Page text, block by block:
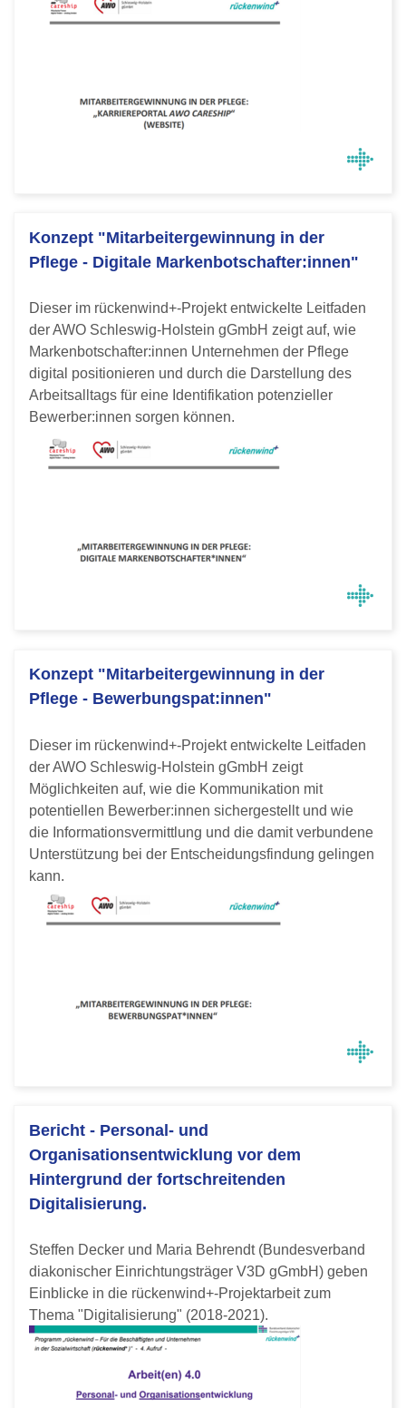
Konzept "Mitarbeitergewinnung in der
Pflege - Digitale Markenbotschafter:innen"
Dieser im rückenwind+-Projekt entwickelte Leitfaden
der AWO Schleswig-Holstein gGmbH zeigt auf, wie
Markenbotschafter:innen Unternehmen der Pflege
digital positionieren und durch die Darstellung des
Arbeitsalltags für eine Identifikation potenzieller
Bewerber:innen sorgen können.
Konzept "Mitarbeitergewinnung in der
Pflege - Bewerbungspat:innen"
Dieser im rückenwind+-Projekt entwickelte Leitfaden
der AWO Schleswig-Holstein gGmbH zeigt
Möglichkeiten auf, wie die Kommunikation mit
potentiellen Bewerber:innen sichergestellt und wie
die Informationsvermittlung und die damit verbundene
Unterstützung bei der Entscheidungsfindung gelingen
kann.
Bericht - Personal- und
Organisationsentwicklung vor dem
Hintergrund der fortschreitenden
Digitalisierung.
Steffen Decker und Maria Behrendt (Bundesverband
diakonischer Einrichtungsträger V3D gGmbH) geben
Einblicke in die rückenwind+-Projektarbeit zum
Thema "Digitalisierung" (2018-2021).